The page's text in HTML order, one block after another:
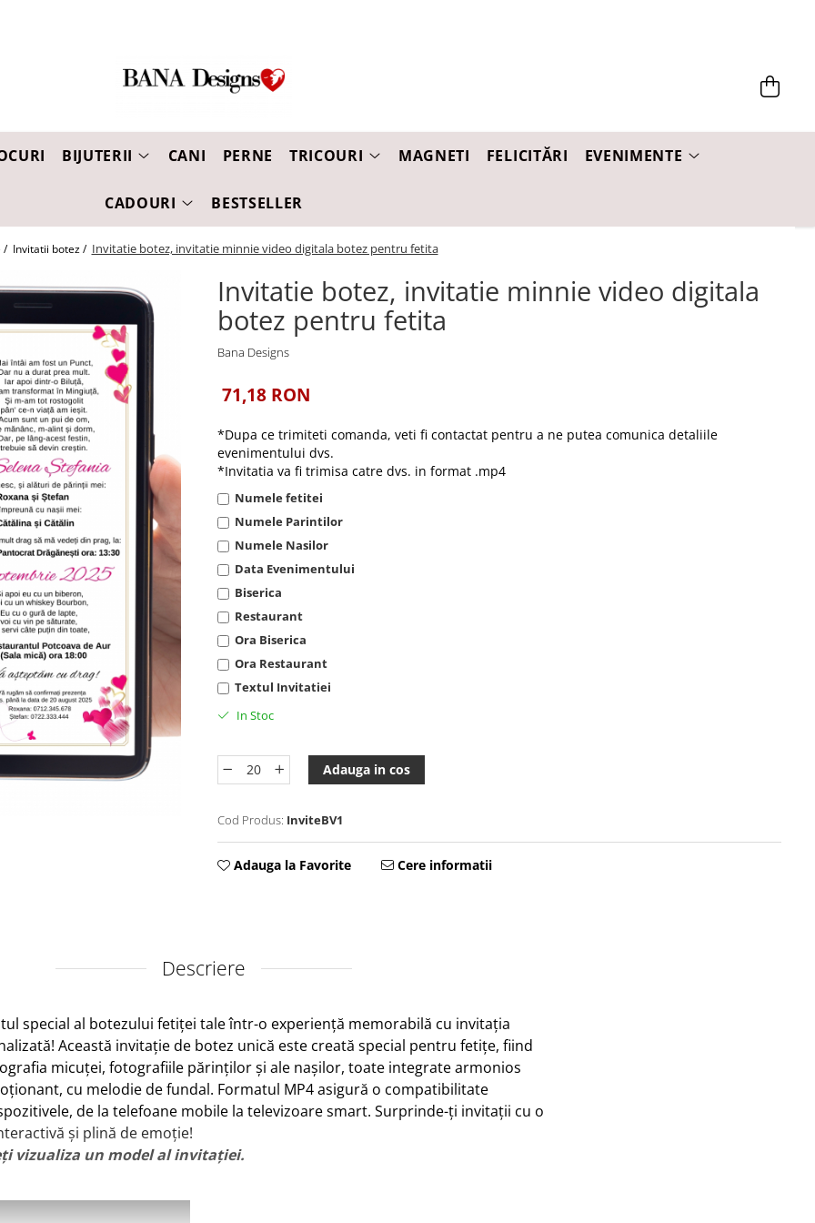
BIJUTERII CANI PERNE TRICOURI MAGNETI FELICITĂRI EVENIMENTE
CADOURI BESTSELLER
/ Invitatii botez / Invitatie botez, invitatie minnie video digitala botez pentru fetita
Invitatie botez, invitatie minnie video digitala
botez pentru fetita
Bana Designs
71,18 RON
*Dupa ce trimiteti comanda, veti fi contactat pentru a ne putea comunica detaliile
evenimentului dvs.
*Invitatia va fi trimisa catre dvs. in format .mp4
Numele fetitei
Numele Parintilor
Numele Nasilor
Data Evenimentului
Biserica
Restaurant
Ora Biserica
Ora Restaurant
Textul Invitatiei
In Stoc
Adauga in cos
Cod Produs: InviteBV1
Adauga la Favorite Cere informatii
Descriere
special al botezului fetiței tale într-o experiență memorabilă cu invitația
Această invitație de botez unică este creată special pentru fetițe, fiind
micuței, fotografiile părinților și ale nașilor, toate integrate armonios
cu melodie de fundal. Formatul MP4 asigură o compatibilitate
de la telefoane mobile la televizoare smart. Surprinde-ți invitații cu o
și plină de emoție!
vizualiza un model al invitației.